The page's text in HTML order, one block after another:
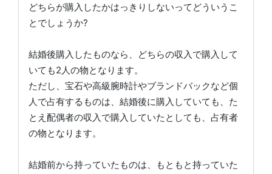
どちらが購入したかはっきりしないってどういうこ
とでしょうか?
結婚後購入したものなら、どちらの収入で購入して
いても2人の物となります。
ただし、宝石や高級腕時計やブランドバックなど個
人で占有するものは、結婚後に購入していても、た
とえ配偶者の収入で購入していたとしても、占有者
の物となります。
結婚前から持っていたものは、もともと持っていた